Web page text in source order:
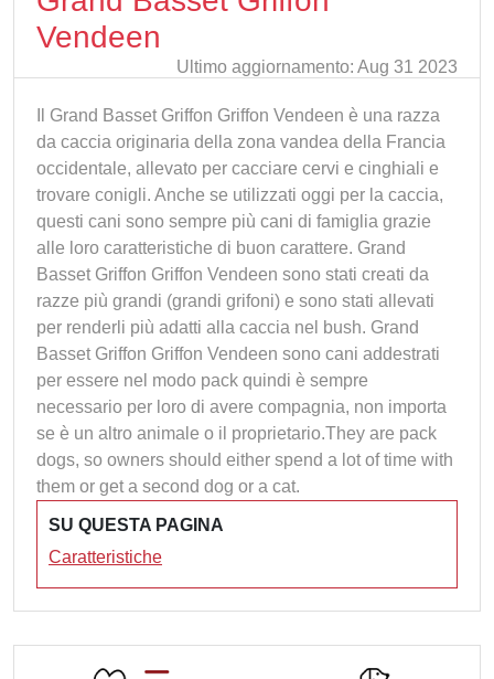
Vendeen
Ultimo aggiornamento: Aug 31 2023
Il Grand Basset Griffon Griffon Vendeen è una razza
da caccia originaria della zona vandea della Francia
occidentale, allevato per cacciare cervi e cinghiali e
trovare conigli. Anche se utilizzati oggi per la caccia,
questi cani sono sempre più cani di famiglia grazie
alle loro caratteristiche di buon carattere. Grand
Basset Griffon Griffon Vendeen sono stati creati da
razze più grandi (grandi grifoni) e sono stati allevati
per renderli più adatti alla caccia nel bush. Grand
Basset Griffon Griffon Vendeen sono cani addestrati
per essere nel modo pack quindi è sempre
necessario per loro di avere compagnia, non importa
se è un altro animale o il proprietario.They are pack
dogs, so owners should either spend a lot of time with
them or get a second dog or a cat.
SU QUESTA PAGINA
Caratteristiche